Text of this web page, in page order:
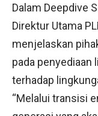
Dalam Deepdive
Direktur Utama
menjelaskan
pada penyediaan
terhadap
“Melalui transisi